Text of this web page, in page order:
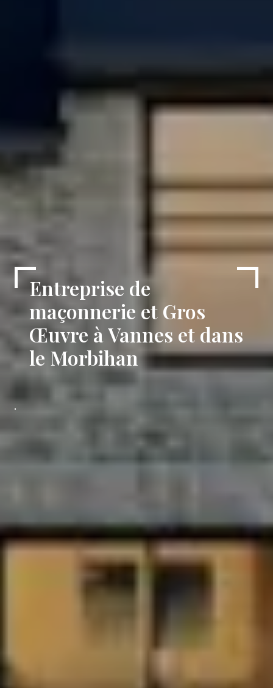
Entreprise de
maçonnerie et Gros
Œuvre à Vannes et dans
le Morbihan